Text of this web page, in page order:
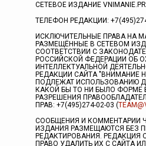
СЕТЕВОЕ ИЗДАНИЕ
ТЕЛЕФОН РЕДАКЦИИ:
ИСКЛЮЧИТЕЛЬНЫЕ ПРАВА НА
РАЗМЕЩЁННЫЕ В СЕТЕВОМ
СООТВЕТСТВИИ С
РОССИЙСКОЙ ФЕДЕРАЦИИ ОБ
ИНТЕЛЛЕКТУАЛЬНОЙ
РЕДАКЦИИ САЙТА "ВНИМАНИЕ
ПОДЛЕЖАТ ИСПОЛЬЗОВАНИЮ
КАКОЙ БЫ ТО НИ БЫЛО ФОРМЕ
РАЗРЕШЕНИЯ
ПРАВ: +7(495)274-02-03 (
СООБЩЕНИЯ И КОММЕНТАРИИ
ИЗДАНИЯ РАЗМЕЩАЮТСЯ БЕЗ
РЕДАКТИРОВАНИЯ. РЕДАКЦИЯ
ПРАВО УДАЛИТЬ ИХ С САЙТА